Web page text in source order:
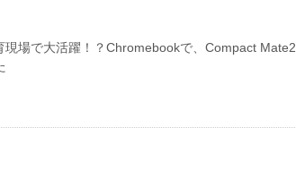
現場で大活躍！？Chromebookで、Compact Mate2